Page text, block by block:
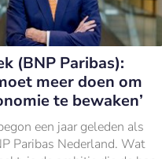
(BNP Paribas):
meer doen om
te bewaken’
een jaar geleden als
Paribas Nederland. Wat